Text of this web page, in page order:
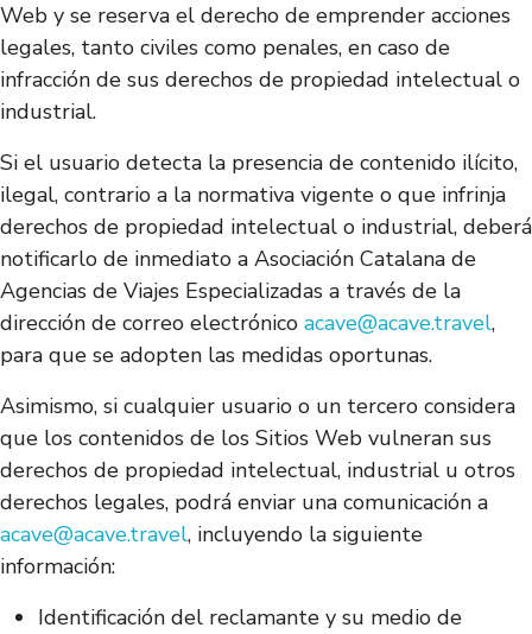
Web y se reserva el derecho de emprender acciones
legales, tanto civiles como penales, en caso de
infracción de sus derechos de propiedad intelectual o
industrial.
Si el usuario detecta la presencia de contenido ilícito,
ilegal, contrario a la normativa vigente o que infrinja
derechos de propiedad intelectual o industrial, deberá
notificarlo de inmediato a Asociación Catalana de
Agencias de Viajes Especializadas a través de la
dirección de correo electrónico acave@acave.travel,
para que se adopten las medidas oportunas.
Asimismo, si cualquier usuario o un tercero considera
que los contenidos de los Sitios Web vulneran sus
derechos de propiedad intelectual, industrial u otros
derechos legales, podrá enviar una comunicación a
acave@acave.travel, incluyendo la siguiente
información:
Identificación del reclamante y su medio de